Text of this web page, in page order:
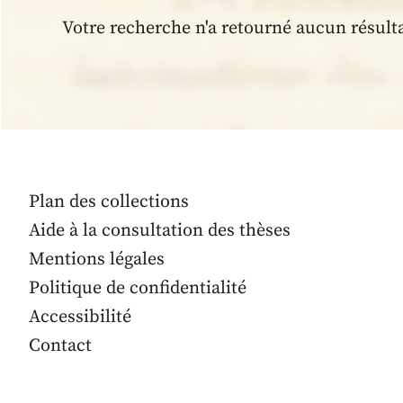
Votre recherche n'a retourné aucun
Plan des collections
Aide à la consultation des thèses
Mentions légales
Politique de confidentialité
Accessibilité
Contact